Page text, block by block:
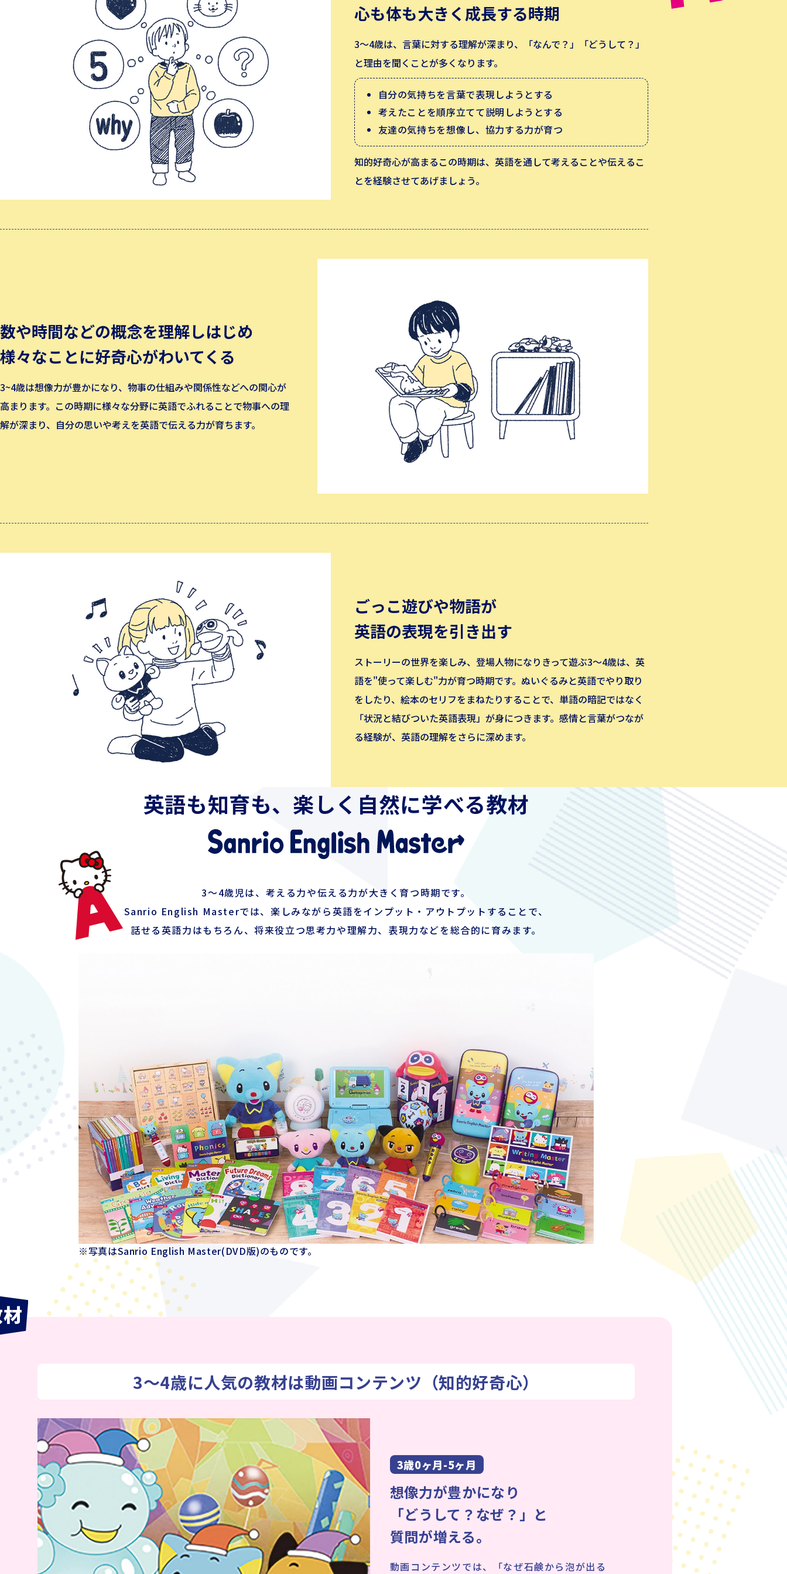
心も体も大きく成長する時期
3〜4歳は、言葉に対する理解が深まり、「なんで？」「どうして？」
と理由を聞くことが多くなります。
自分の気持ちを言葉で表現しようとする
考えたことを順序立てて説明しようとする
友達の気持ちを想像し、協力する力が育つ
知的好奇心が高まるこの時期は、英語を通して考えることや伝えるこ
とを経験させてあげましょう。
数や時間などの概念を理解しはじめ
様々なことに好奇心がわいてくる
3~4歳は想像力が豊かになり、物事の仕組みや関係性などへの関心が
高まります。この時期に様々な分野に英語でふれることで物事への理
解が深まり、自分の思いや考えを英語で伝える力が育ちます。
ごっこ遊びや物語が
英語の表現を引き出す
ストーリーの世界を楽しみ、登場人物になりきって遊ぶ3〜4歳は、英
語を"使って楽しむ"力が育つ時期です。ぬいぐるみと英語でやり取り
をしたり、絵本のセリフをまねたりすることで、単語の暗記ではなく
「状況と結びついた英語表現」が身につきます。感情と言葉がつなが
る経験が、英語の理解をさらに深めます。
英語も知育も、 楽しく自然に学べる教材
3〜4歳児は、考える力や伝える力が大きく育つ時期です。
Sanrio English Masterでは、楽しみながら英語をインプット・アウトプットすることで、
話せる英語力はもちろん、将来役立つ思考力や理解力、表現力などを総合的に育みます。
※写真はSanrio English Master(DVD版)のものです。
3～4歳に人気の教材は動画コンテンツ（知的好奇心）
3歳0ヶ月-5ヶ月
想像力が豊かになり
「どうして？なぜ？」と
質問が増える。
動画コンテンツでは、「なぜ石鹸から泡が出る